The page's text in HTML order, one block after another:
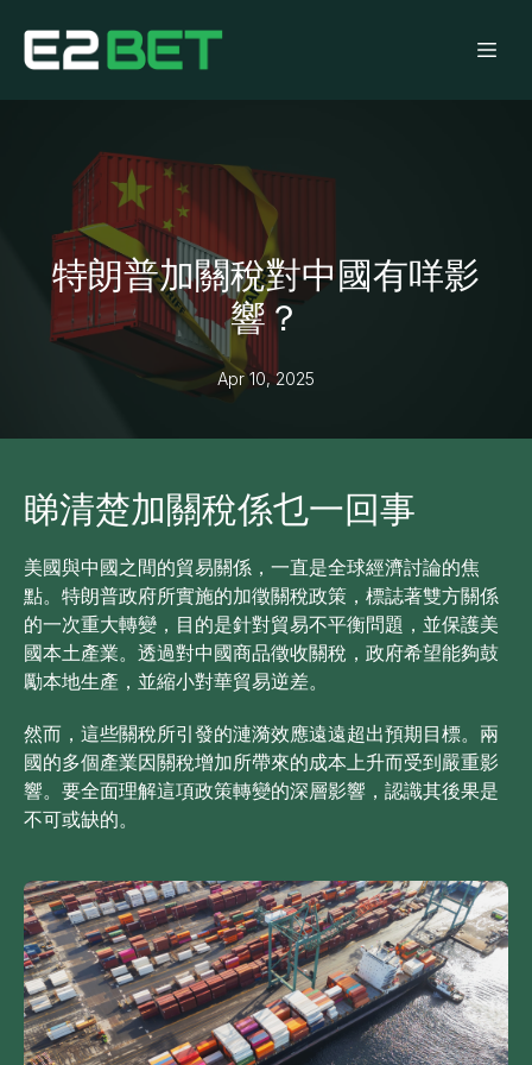
特朗普加關稅對中國有咩影
響？
Apr 10, 2025
睇清楚加關稅係乜一回事
美國與中國之間的貿易關係，一直是全球經濟討論的焦
點。特朗普政府所實施的加徵關稅政策，標誌著雙方關係
的一次重大轉變，目的是針對貿易不平衡問題，並保護美
國本土產業。透過對中國商品徵收關稅，政府希望能夠鼓
勵本地生產，並縮小對華貿易逆差。
然而，這些關稅所引發的漣漪效應遠遠超出預期目標。兩
國的多個產業因關稅增加所帶來的成本上升而受到嚴重影
響。要全面理解這項政策轉變的深層影響，認識其後果是
不可或缺的。